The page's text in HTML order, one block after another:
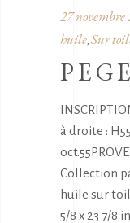
27 novembre
huile Sur
à droite :
Collection
huile sur
5/8 x 23 7/8